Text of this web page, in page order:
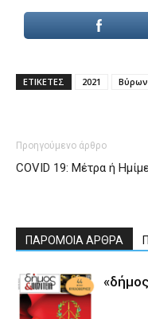
ΕΤΙΚΕΤΕΣ 2021
Προηγούμενο άρθρο
COVID 19: Μέτρα ή
ΠΑΡΟΜΟΙΑ ΑΡΘΡΑ